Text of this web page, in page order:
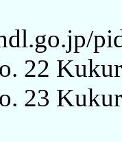
22
23